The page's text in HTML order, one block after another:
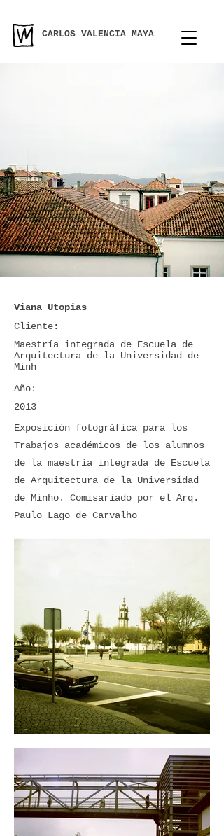
CARLOS VALENCIA MAYA
Viana Utopias
Cliente:
Maestría integrada de Escuela de
Arquitectura de la Universidad de
Minh
Año:
2013
Exposición fotográfica para los
Trabajos académicos de los alumnos
de la maestría integrada de Escuela
de Arquitectura de la Universidad
de Minho. Comisariado por el Arq.
Paulo Lago de Carvalho